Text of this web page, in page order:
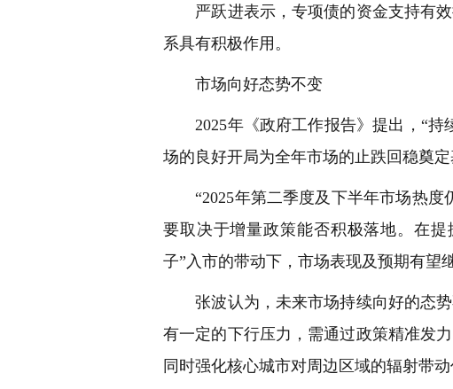
严跃进表示，专项债的资金支持有效
系具有积极作用。
市场向好态势不变
2025年《政府工作报告》提出，“持
场的良好开局为全年市场的止跌回稳奠
“2025年第二季度及下半年市场热度
要取决于增量政策能否积极落地。在
子”入市的带动下，市场表现及预期有望
张波认为，未来市场持续向好的态势
有一定的下行压力，需通过政策精准发
同时强化核心城市对周边区域的辐射带动